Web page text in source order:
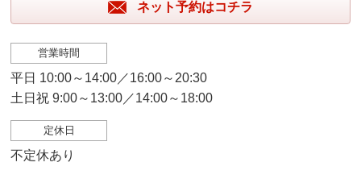
ネット予約はコチラ
営業時間
平日 10:00～14:00／16:00～20:30
土日祝 9:00～13:00／14:00～18:00
定休日
不定休あり